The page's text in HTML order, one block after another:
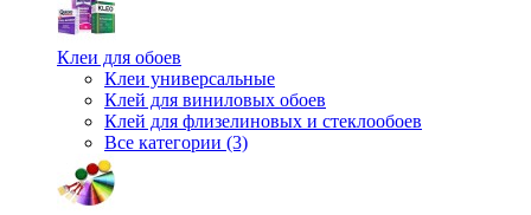
Клеи для обоев
Клеи универсальные
Клей для виниловых обоев
Клей для флизелиновых и стеклообоев
Все категории (3)